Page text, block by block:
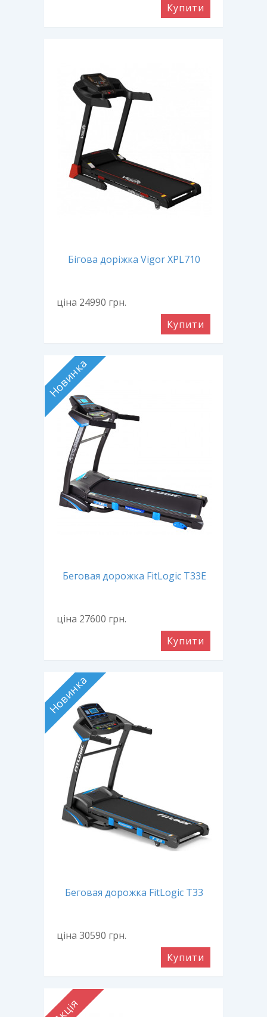
Купити
Бігова доріжка Vigor XPL710
ціна 24990 грн.
Купити
Новинка
Беговая дорожка FitLogic Т33E
ціна 27600 грн.
Купити
Новинка
Беговая дорожка FitLogic Т33
ціна 30590 грн.
Купити
Акція